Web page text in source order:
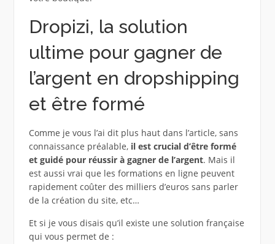
Dropizi, la solution
ultime pour gagner de
l’argent en dropshipping
et être formé
Comme je vous l’ai dit plus haut dans l’article, sans
connaissance préalable, il est crucial d’être formé
et guidé pour réussir à gagner de l’argent. Mais il
est aussi vrai que les formations en ligne peuvent
rapidement coûter des milliers d’euros sans parler
de la création du site, etc…
Et si je vous disais qu’il existe une solution française
qui vous permet de :